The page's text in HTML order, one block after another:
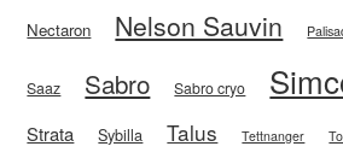
Nectaron Nelson Sauvin
Saaz Sabro Sabro cryo
Strata Sybilla Talus Tettnanger